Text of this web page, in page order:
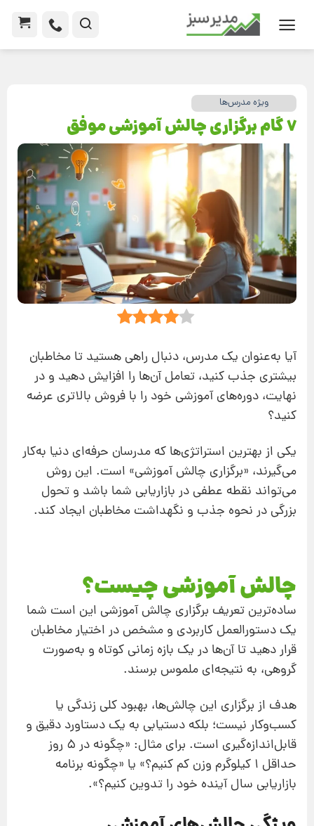
ویژه مدرس‌ها
7 گام برگزاری چالش آموزشی موفق
آیا به‌عنوان یک مدرس، دنبال راهی هستید تا مخاطبان
بیشتری جذب کنید، تعامل آن‌ها را افزایش دهید و در
نهایت، دوره‌های آموزشی خود را با فروش بالاتری عرضه
کنید؟
یکی از بهترین استراتژی‌ها که مدرسان حرفه‌ای دنیا به‌کار
می‌گیرند، «برگزاری چالش آموزشی» است. این روش
می‌تواند نقطه عطفی در بازاریابی شما باشد و تحول
بزرگی در نحوه جذب و نگهداشت مخاطبان ایجاد کند.
چالش آموزشی چیست؟
ساده‌ترین تعریف برگزاری چالش آموزشی این است شما
یک دستورالعمل کاربردی و مشخص در اختیار مخاطبان
قرار دهید تا آن‌ها در یک بازه زمانی کوتاه و به‌صورت
گروهی، به نتیجه‌ای ملموس برسند.
هدف از برگزاری این چالش‌ها، بهبود کلی زندگی یا
کسب‌وکار نیست؛ بلکه دستیابی به یک دستاورد دقیق و
قابل‌اندازه‌گیری است. برای مثال: «چگونه در ۵ روز
حداقل ۱ کیلوگرم وزن کم کنیم؟» یا «چگونه برنامه
بازاریابی سال آینده خود را تدوین کنیم؟».